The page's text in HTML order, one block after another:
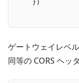
    })
ゲートウェイレベ
同等の CORS ヘッ